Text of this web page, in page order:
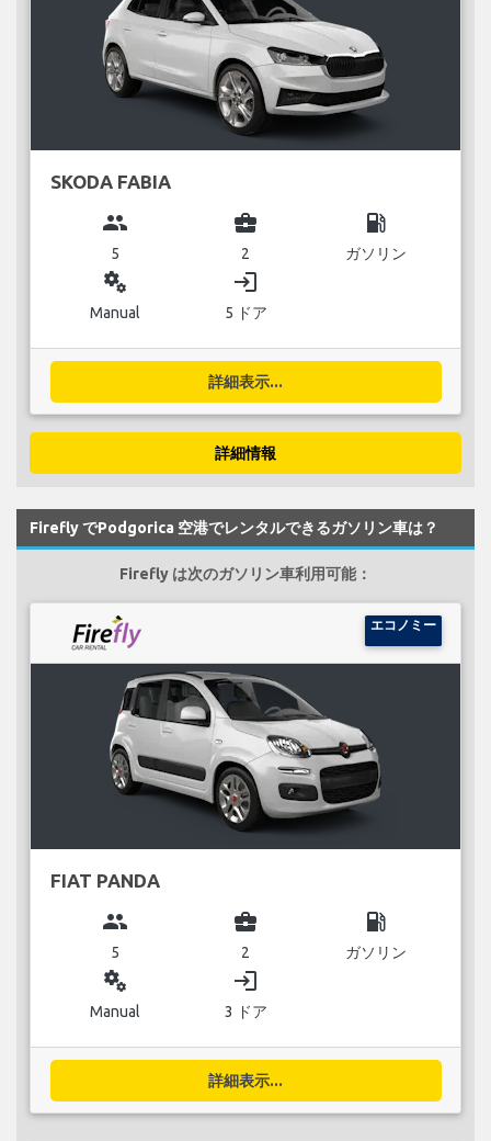
SKODA FABIA
group
5
business_center
2
local_gas_station
ガソリン
miscellaneous_services
Manual
login
5 ドア
詳細表示...
詳細情報
Firefly でPodgorica 空港でレンタルできるガソリン車は？
Firefly は次のガソリン車利用可能：
エコノミー
FIAT PANDA
group
5
business_center
2
local_gas_station
ガソリン
miscellaneous_services
Manual
login
3 ドア
詳細表示...